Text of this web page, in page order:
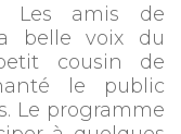
Les amis de
belle voix du
cousin de
le public
Le programme